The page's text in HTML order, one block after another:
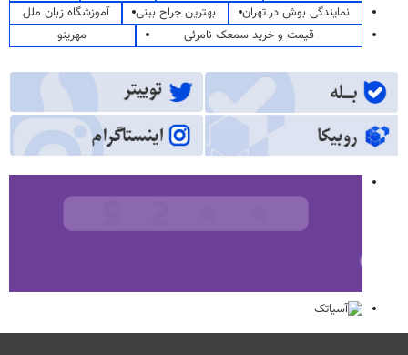
نمایندگی بوش در تهران
بهترین جراح بینی
آموزشگاه زبان ملل
قیمت و خرید سمعک نامرئی
مهرینو